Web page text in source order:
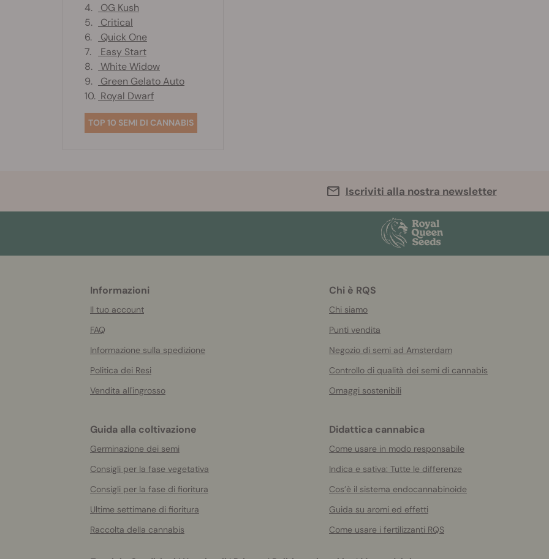
4.
OG Kush
5.
Critical
6.
Quick One
7.
Easy Start
8.
White Widow
9.
Green Gelato Auto
10. Royal Dwarf
TOP 10 SEMI DI CANNABIS
Iscriviti alla nostra newsletter
Informazioni
Il tuo account
FAQ
Informazione sulla spedizione
Politica dei Resi
Vendita all'ingrosso
Chi è RQS
Chi siamo
Punti vendita
Negozio di semi ad Amsterdam
Controllo di qualità dei semi di cannabis
Omaggi sostenibili
Guida alla coltivazione
Germinazione dei semi
Consigli per la fase vegetativa
Consigli per la fase di fioritura
Ultime settimane di fioritura
Raccolta della cannabis
Didattica cannabica
Come usare in modo responsabile
Indica e sativa: Tutte le differenze
Cos’è il sistema endocannabinoide
Guida su aromi ed effetti
Come usare i fertilizzanti RQS